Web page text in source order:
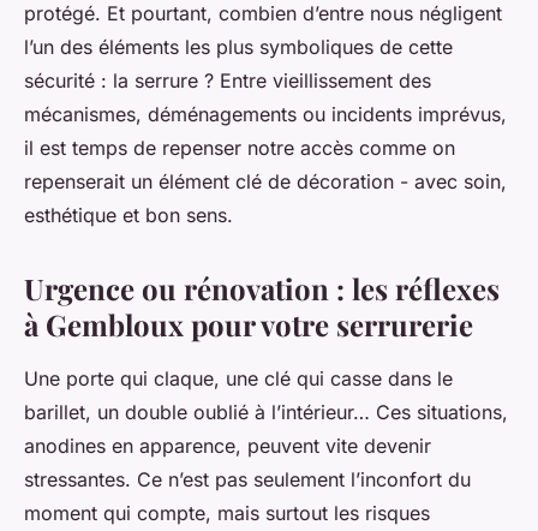
protégé. Et pourtant, combien d’entre nous négligent
l’un des éléments les plus symboliques de cette
sécurité : la serrure ? Entre vieillissement des
mécanismes, déménagements ou incidents imprévus,
il est temps de repenser notre accès comme on
repenserait un élément clé de décoration - avec soin,
esthétique et bon sens.
Urgence ou rénovation : les réflexes
à Gembloux pour votre serrurerie
Une porte qui claque, une clé qui casse dans le
barillet, un double oublié à l’intérieur… Ces situations,
anodines en apparence, peuvent vite devenir
stressantes. Ce n’est pas seulement l’inconfort du
moment qui compte, mais surtout les risques